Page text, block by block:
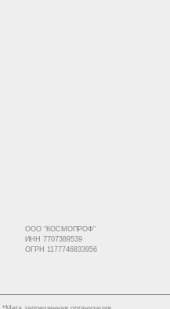
ООО "КОСМОПРОФ"
ИНН 7707389539
ОГРН 1177746833956